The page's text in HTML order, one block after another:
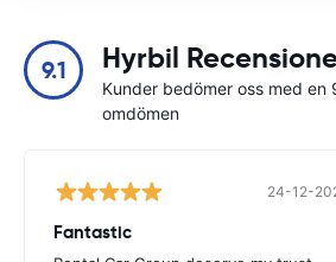
9.1 Hyrbil
Kunder bedömer oss med en
omdömen
24-12-
Fantastic